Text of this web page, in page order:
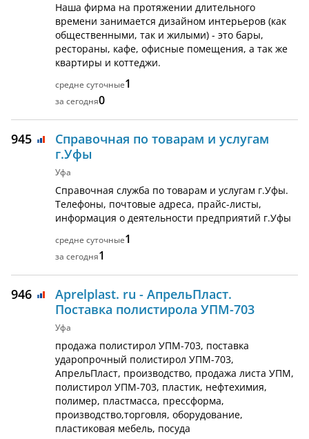
Наша фирма на протяжении длительного
времени занимается дизайном интерьеров (как
общественными, так и жилыми) - это бары,
рестораны, кафе, офисные помещения, а так же
квартиры и коттеджи.
1
0
945
Справочная по товарам и услугам
г.Уфы
Уфа
Справочная служба по товарам и услугам г.Уфы.
Телефоны, почтовые адреса, прайс-листы,
информация о деятельности предприятий г.Уфы
1
1
946
Aprelplast. ru - АпрельПласт.
Поставка полистирола УПМ-703
Уфа
продажа полистирол УПМ-703, поставка
ударопрочный полистирол УПМ-703,
АпрельПласт, производство, продажа листа УПМ,
полистирол УПМ-703, пластик, нефтехимия,
полимер, пластмасса, прессформа,
производство,торговля, оборудование,
пластиковая мебель, посуда